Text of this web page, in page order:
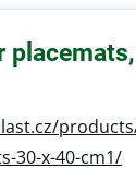
30-x-40-cm1/